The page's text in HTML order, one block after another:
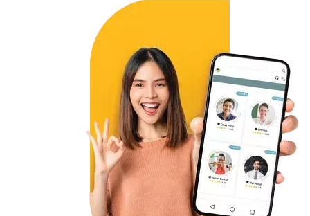
communication, grammar, and vocabulary.